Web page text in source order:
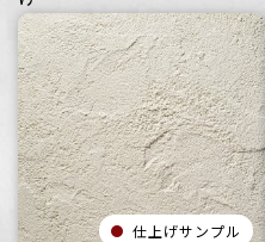
仕上げサンプル